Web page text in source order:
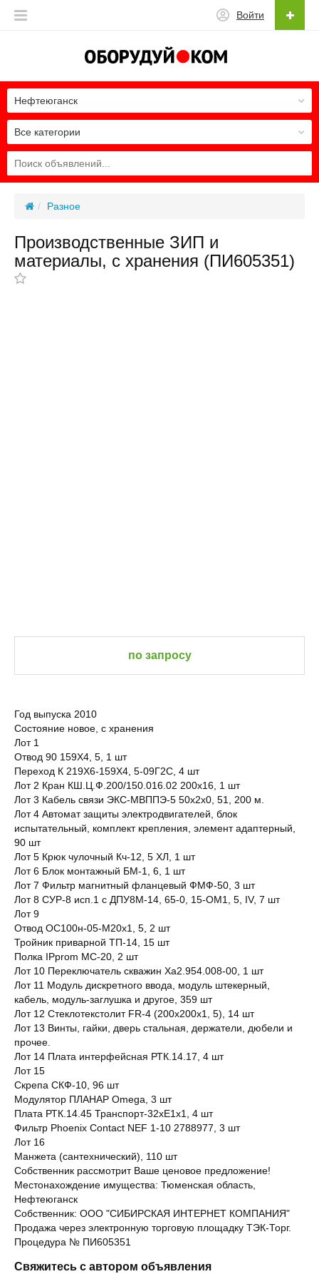
Войти
Все категории
Нефтеюганск
Разное
Производственные ЗИП и
материалы, с хранения (ПИ605351)
по запросу
Год выпуска 2010
Состояние новое, с хранения
Лот 1
Отвод 90 159Х4, 5, 1 шт
Переход К 219Х6-159Х4, 5-09Г2С, 4 шт
Лот 2 Кран КШ.Ц.Ф.200/150.016.02 200х16, 1 шт
Лот 3 Кабель связи ЭКС-МВППЭ-5 50х2х0, 51, 200 м.
Лот 4 Автомат защиты электродвигателей, блок
испытательный, комплект крепления, элемент адаптерный,
90 шт
Лот 5 Крюк чулочный Кч-12, 5 ХЛ, 1 шт
Лот 6 Блок монтажный БМ-1, 6, 1 шт
Лот 7 Фильтр магнитный фланцевый ФМФ-50, 3 шт
Лот 8 СУР-8 исп.1 с ДПУ8М-14, 65-0, 15-ОМ1, 5, IV, 7 шт
Лот 9
Отвод ОС100н-05-М20х1, 5, 2 шт
Тройник приварной ТП-14, 15 шт
Полка IPprom MC-20, 2 шт
Лот 10 Переключатель скважин Ха2.954.008-00, 1 шт
Лот 11 Модуль дискретного ввода, модуль штекерный,
кабель, модуль-заглушка и другое, 359 шт
Лот 12 Стеклотекстолит FR-4 (200х200х1, 5), 14 шт
Лот 13 Винты, гайки, дверь стальная, держатели, дюбели и
прочее.
Лот 14 Плата интерфейсная РТК.14.17, 4 шт
Лот 15
Скрепа СКФ-10, 96 шт
Модулятор ПЛАНАР Omega, 3 шт
Плата РТК.14.45 Транспорт-32хЕ1х1, 4 шт
Фильтр Phoenix Contact NEF 1-10 2788977, 3 шт
Лот 16
Манжета (сантехнический), 110 шт
Собственник рассмотрит Ваше ценовое предложение!
Местонахождение имущества: Тюменская область,
Нефтеюганск
Собственник: ООО "СИБИРСКАЯ ИНТЕРНЕТ КОМПАНИЯ"
Продажа через электронную торговую площадку ТЭК-Торг.
Процедура № ПИ605351
Свяжитесь с автором объявления